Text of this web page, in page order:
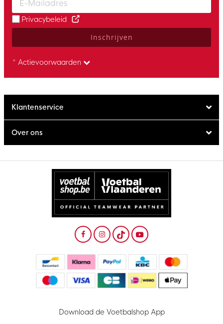
Privacybeleid
Inschrijven
* Actievoorwaarden
Klantenservice
Over ons
Download de Voetbalshop App